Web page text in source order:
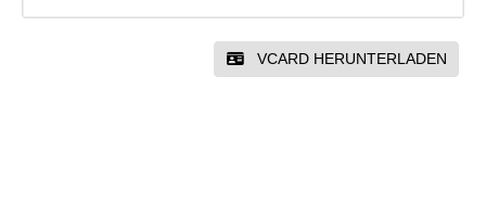
VCARD HERUNTERLADEN